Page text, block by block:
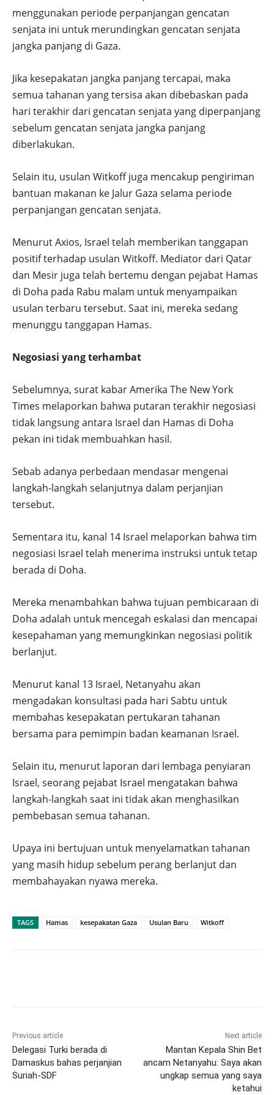
menggunakan periode perpanjangan gencatan
senjata ini untuk merundingkan gencatan senjata
jangka panjang di Gaza.
Jika kesepakatan jangka panjang tercapai, maka
semua tahanan yang tersisa akan dibebaskan pada
hari terakhir dari gencatan senjata yang diperpanjang
sebelum gencatan senjata jangka panjang
diberlakukan.
Selain itu, usulan Witkoff juga mencakup pengiriman
bantuan makanan ke Jalur Gaza selama periode
perpanjangan gencatan senjata.
Menurut Axios, Israel telah memberikan tanggapan
positif terhadap usulan Witkoff. Mediator dari Qatar
dan Mesir juga telah bertemu dengan pejabat Hamas
di Doha pada Rabu malam untuk menyampaikan
usulan terbaru tersebut. Saat ini, mereka sedang
menunggu tanggapan Hamas.
Negosiasi yang terhambat
Sebelumnya, surat kabar Amerika The New York
Times melaporkan bahwa putaran terakhir negosiasi
tidak langsung antara Israel dan Hamas di Doha
pekan ini tidak membuahkan hasil.
Sebab adanya perbedaan mendasar mengenai
langkah-langkah selanjutnya dalam perjanjian
tersebut.
Sementara itu, kanal 14 Israel melaporkan bahwa tim
negosiasi Israel telah menerima instruksi untuk tetap
berada di Doha.
Mereka menambahkan bahwa tujuan pembicaraan di
Doha adalah untuk mencegah eskalasi dan mencapai
kesepahaman yang memungkinkan negosiasi politik
berlanjut.
Menurut kanal 13 Israel, Netanyahu akan
mengadakan konsultasi pada hari Sabtu untuk
membahas kesepakatan pertukaran tahanan
bersama para pemimpin badan keamanan Israel.
Selain itu, menurut laporan dari lembaga penyiaran
Israel, seorang pejabat Israel mengatakan bahwa
langkah-langkah saat ini tidak akan menghasilkan
pembebasan semua tahanan.
Upaya ini bertujuan untuk menyelamatkan tahanan
yang masih hidup sebelum perang berlanjut dan
membahayakan nyawa mereka.
TAGS Hamas kesepakatan Gaza Usulan Baru Witkoff
Previous article
Delegasi Turki berada di
Damaskus bahas perjanjian
Suriah-SDF
Next article
Mantan Kepala Shin Bet
ancam Netanyahu: Saya akan
ungkap semua yang saya
ketahui